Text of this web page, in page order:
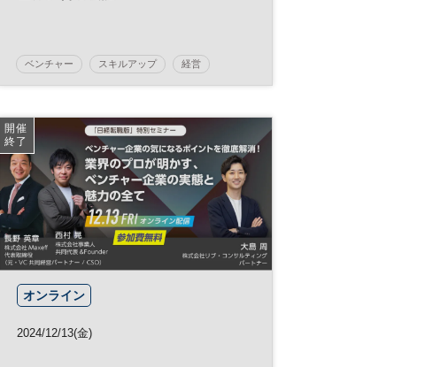
ベンチャー スキルアップ 経営
世界経営者会議 企業活動
エグゼクティブ
開催
終了
オンライン
2024/12/13(金)